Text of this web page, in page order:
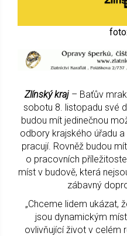
Zlínský kraj – Baťův
sobotu 8. listopadu své
budou mít jedinečnou
odbory krajského úřadu
pracují. Rovněž budou
o pracovních
míst v budově, která
zábavný
„Chceme lidem ukázat,
jsou dynamickým
ovlivňující život v celém